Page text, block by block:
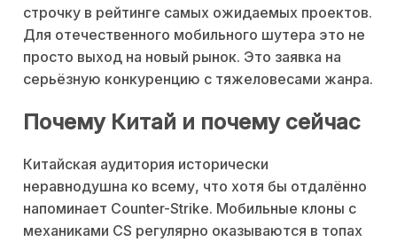
строчку в рейтинге самых ожидаемых проектов.
Для отечественного мобильного шутера это не
просто выход на новый рынок. Это заявка на
серьёзную конкуренцию с тяжеловесами жанра.
Почему Китай и почему сейчас
Китайская аудитория исторически
неравнодушна ко всему, что хотя бы отдалённо
напоминает Counter-Strike. Мобильные клоны с
механиками CS регулярно оказываются в топах